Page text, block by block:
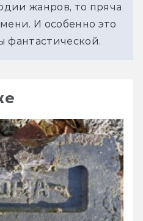
жанров, то пряча
И особенно это
фантастической.